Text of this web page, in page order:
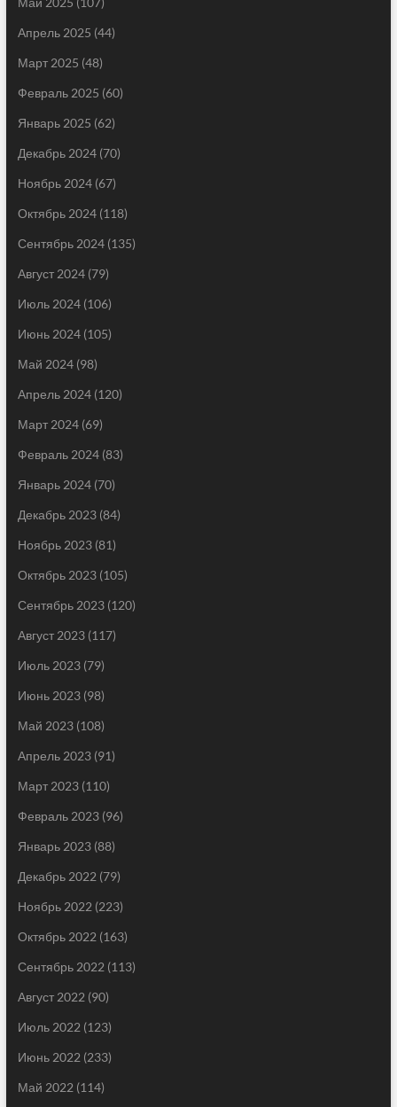
Апрель 2025 (44)
Март 2025 (48)
Февраль 2025 (60)
Январь 2025 (62)
Декабрь 2024(70)
Ноябрь 2024(67)
Октябрь 2024(118)
Сентябрь 2024(135)
Август 2024(79)
Июль 2024(106)
Июнь 2024(105)
Май 2024(98)
Апрель 2024(120)
Март 2024(69)
Февраль 2024(83)
Январь 2024(70)
Декабрь 2023(84)
Ноябрь 2023(81)
Октябрь 2023(105)
Сентябрь 2023(120)
Август 2023(117)
Июль 2023(79)
Июнь 2023(98)
Май 2023(108)
Апрель 2023(91)
Март 2023(110)
Февраль 2023(96)
Январь 2023(88)
Декабрь 2022 (79)
Ноябрь 2022 (223)
Октябрь 2022 (163)
Сентябрь 2022 (113)
Август 2022 (90)
Июль 2022 (123)
Июнь 2022 (233)
Май 2022 (114)